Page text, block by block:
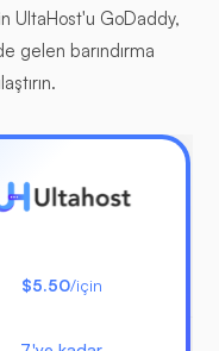
UltaHost'u GoDaddy,
gelen barındırma
$5.50/için